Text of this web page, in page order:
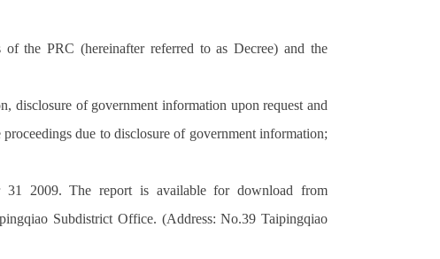
the PRC (hereinafter referred to as Decree) and the
disclosure of government information upon request and
due to disclosure of government information;
2009. The report is available for download from
Subdistrict Office. (Address: No.39 Taipingqiao